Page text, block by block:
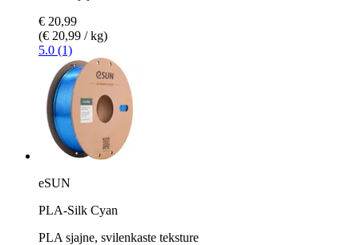
€ 20,99
(€ 20,99 / kg)
5.0 (1)
eSUN
PLA-Silk Cyan
PLA sjajne, svilenkaste teksture